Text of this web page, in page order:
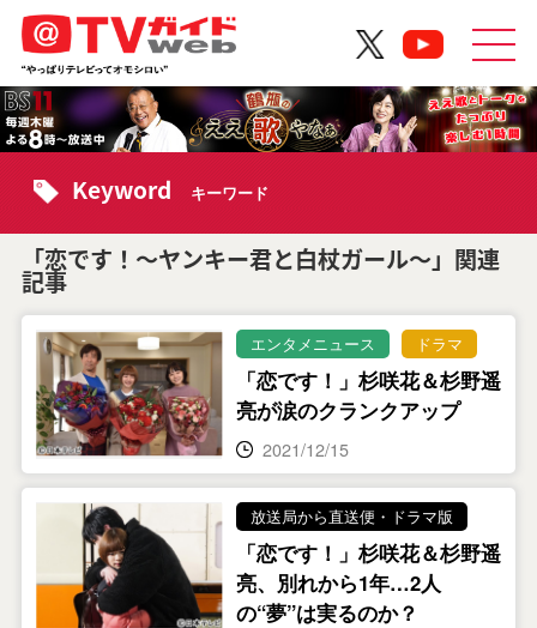
Keyword キーワード
「恋です！～ヤンキー君と白杖ガール～」関連
記事
エンタメニュース ドラマ
「恋です！」杉咲花＆杉野遥
亮が涙のクランクアップ
2021/12/15
放送局から直送便・ドラマ版
「恋です！」杉咲花＆杉野遥
亮、別れから1年…2人
の“夢”は実るのか？